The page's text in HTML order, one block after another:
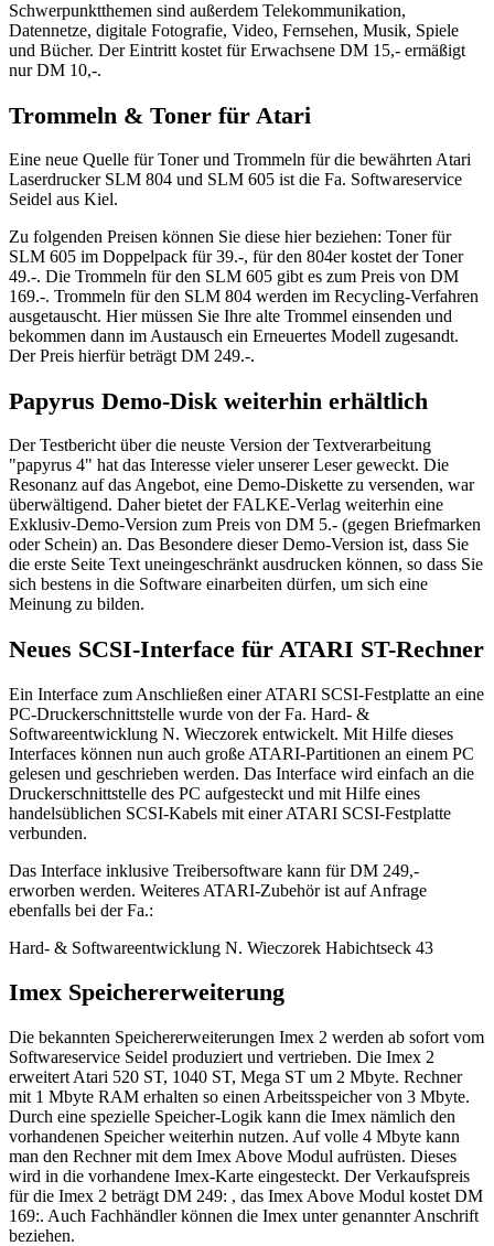
Schwerpunktthemen sind außerdem Telekommunikation,
Datennetze, digitale Fotografie, Video, Fernsehen, Musik, Spiele
und Bücher. Der Eintritt kostet für Erwachsene DM 15,- ermäßigt
nur DM 10,-.
Trommeln & Toner für Atari
Eine neue Quelle für Toner und Trommeln für die bewährten Atari
Laserdrucker SLM 804 und SLM 605 ist die Fa. Softwareservice
Seidel aus Kiel.
Zu folgenden Preisen können Sie diese hier beziehen: Toner für
SLM 605 im Doppelpack für 39.-, für den 804er kostet der Toner
49.-. Die Trommeln für den SLM 605 gibt es zum Preis von DM
169.-. Trommeln für den SLM 804 werden im Recycling-Verfahren
ausgetauscht. Hier müssen Sie Ihre alte Trommel einsenden und
bekommen dann im Austausch ein Erneuertes Modell zugesandt.
Der Preis hierfür beträgt DM 249.-.
Papyrus Demo-Disk weiterhin erhältlich
Der Testbericht über die neuste Version der Textverarbeitung
"papyrus 4" hat das Interesse vieler unserer Leser geweckt. Die
Resonanz auf das Angebot, eine Demo-Diskette zu versenden, war
überwältigend. Daher bietet der FALKE-Verlag weiterhin eine
Exklusiv-Demo-Version zum Preis von DM 5.- (gegen Briefmarken
oder Schein) an. Das Besondere dieser Demo-Version ist, dass Sie
die erste Seite Text uneingeschränkt ausdrucken können, so dass Sie
sich bestens in die Software einarbeiten dürfen, um sich eine
Meinung zu bilden.
Neues SCSI-Interface für ATARI ST-Rechner
Ein Interface zum Anschließen einer ATARI SCSI-Festplatte an eine
PC-Druckerschnittstelle wurde von der Fa. Hard- &
Softwareentwicklung N. Wieczorek entwickelt. Mit Hilfe dieses
Interfaces können nun auch große ATARI-Partitionen an einem PC
gelesen und geschrieben werden. Das Interface wird einfach an die
Druckerschnittstelle des PC aufgesteckt und mit Hilfe eines
handelsüblichen SCSI-Kabels mit einer ATARI SCSI-Festplatte
verbunden.
Das Interface inklusive Treibersoftware kann für DM 249,-
erworben werden. Weiteres ATARI-Zubehör ist auf Anfrage
ebenfalls bei der Fa.:
Hard- & Softwareentwicklung N. Wieczorek Habichtseck 43
Imex Speichererweiterung
Die bekannten Speichererweiterungen Imex 2 werden ab sofort vom
Softwareservice Seidel produziert und vertrieben. Die Imex 2
erweitert Atari 520 ST, 1040 ST, Mega ST um 2 Mbyte. Rechner
mit 1 Mbyte RAM erhalten so einen Arbeitsspeicher von 3 Mbyte.
Durch eine spezielle Speicher-Logik kann die Imex nämlich den
vorhandenen Speicher weiterhin nutzen. Auf volle 4 Mbyte kann
man den Rechner mit dem Imex Above Modul aufrüsten. Dieses
wird in die vorhandene Imex-Karte eingesteckt. Der Verkaufspreis
für die Imex 2 beträgt DM 249: , das Imex Above Modul kostet DM
169:. Auch Fachhändler können die Imex unter genannter Anschrift
beziehen.